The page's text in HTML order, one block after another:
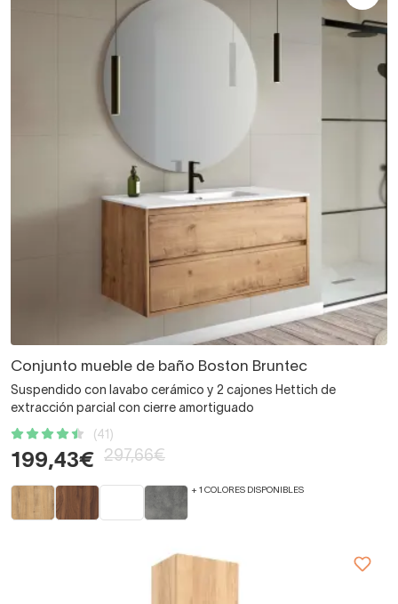
Conjunto mueble de baño Boston Bruntec
Suspendido con lavabo cerámico y 2 cajones Hettich de
extracción parcial con cierre amortiguado
(41)
199,43€ 297,66€
+ 1 COLORES DISPONIBLES